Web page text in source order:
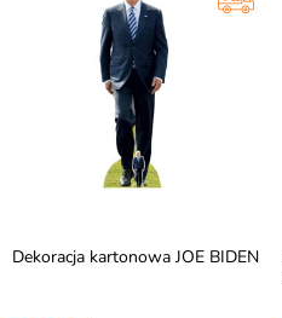
Dekoracja kartonowa JOE BIDEN